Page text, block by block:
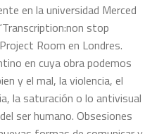
en la universidad Merced
stop
Room en Londres.
en cuya obra podemos
y el mal, la violencia, el
la saturación o lo antivisual
ser humano. Obsesiones